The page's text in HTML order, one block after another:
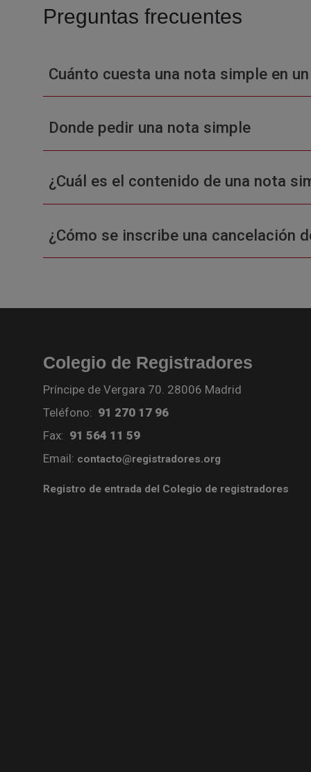
Preguntas frecuentes
Cuánto cuesta una nota simple en
Donde pedir una nota simple
¿Cuál es el contenido de una nota
¿Cómo se inscribe una cancelación
Colegio de Registradores
Príncipe de Vergara 70. 28006 Madrid
Teléfono: 91 270 17 96
Fax: 91 564 11 59
Email: contacto@registradores.org
Registro de entrada del Colegio de registradores